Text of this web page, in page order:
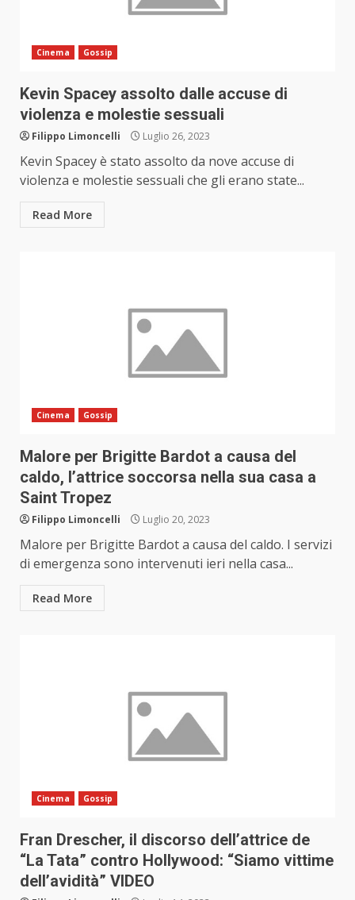
Cinema Gossip
Kevin Spacey assolto dalle accuse di
violenza e molestie sessuali
Filippo Limoncelli Luglio 26, 2023
Kevin Spacey è stato assolto da nove accuse di
violenza e molestie sessuali che gli erano state...
Read More
Cinema Gossip
Malore per Brigitte Bardot a causa del
caldo, l’attrice soccorsa nella sua casa a
Saint Tropez
Filippo Limoncelli Luglio 20, 2023
Malore per Brigitte Bardot a causa del caldo. I servizi
di emergenza sono intervenuti ieri nella casa...
Read More
Cinema Gossip
Fran Drescher, il discorso dell’attrice de
“La Tata” contro Hollywood: “Siamo vittime
dell’avidità” VIDEO